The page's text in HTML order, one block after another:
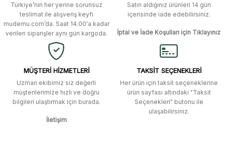
Ürün bilgilerinde hatalar bulunuyor.
Ürün fiyatı diğer sitelerden daha pahalı.
Bu ürüne benzer farklı alternatifler olmalı.
Murat Duman | 17/03/2026
Site güvenilir ve kullanışlı, fakat
kavela ve diğer ahşap aksesuarları
menü seçeneklerinde bulunmuyor,
spesifik olarak "kavela" terimini
aratarak bulunabilir.
M... K... | 12/12/2025
Ben bu kadar hızlı bir teslimat
Türkiye’nin her yerine sorunsuz
teslimat ile alışveriş keyfi
mudemu.com’da. Saat 14.00'a kadar
verilen siparişler aynı gün kargoda.
Satın aldığınız ürünleri 14 gün
içerisinde iade edebilirsiniz.
İptal ve İade Koşulları için Tıklayınız
MÜŞTERİ HİZMETLERİ
Uzman ekibimiz siz değerli
müşterilerimize hızlı ve doğru
bilgileri ulaştırmak için burada.
İletişim
TAKSİT SEÇENEKLERİ
Her ürün için taksit seçeneklerine
ürün sayfası altındaki "Taksit
Seçenekleri" butonu ile
ulaşabilirsiniz.